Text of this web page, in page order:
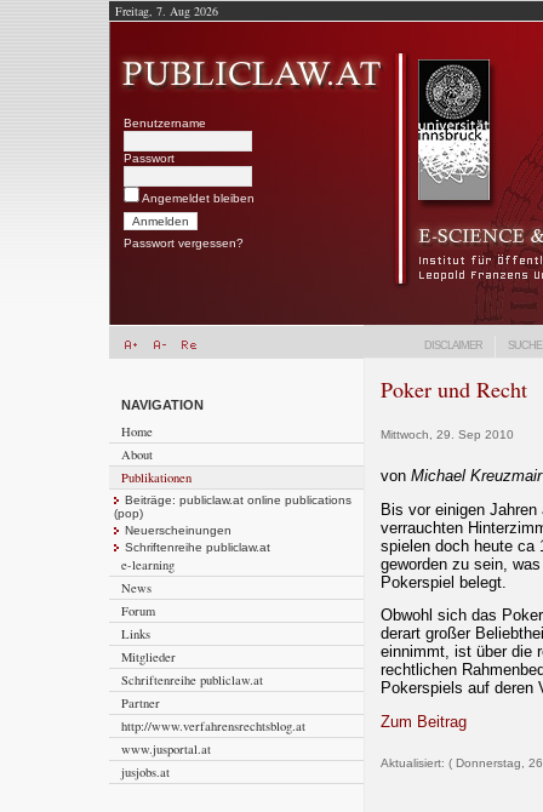
Freitag, 7. Aug 2026
Benutzername
Passwort
Angemeldet bleiben
Passwort vergessen?
DISCLAIMER SUCHE
NAVIGATION
Home
About
Publikationen
Beiträge: publiclaw.at online publications
(pop)
Neuerscheinungen
Schriftenreihe publiclaw.at
e-learning
News
Forum
Links
Mitglieder
Schriftenreihe publiclaw.at
Partner
http://www.verfahrensrechtsblog.at
www.jusportal.at
jusjobs.at
Poker und Recht
Mittwoch, 29. Sep 2010
von Michael Kreuzmair
Bis vor einigen
verrauchten
spielen doch heute ca
geworden zu sein,
Pokerspiel belegt.
Obwohl sich das
derart großer
einnimmt, ist über die
rechtlichen
Pokerspiels auf deren
Zum Beitrag
Aktualisiert: ( Donnerstag,